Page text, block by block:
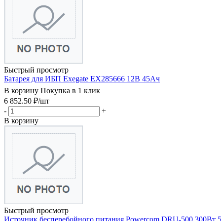
Быстрый просмотр
Батарея для ИБП Exegate EX285666 12В 45Ач
В корзину Покупка в 1 клик
6 852.50 ₽/шт
-
+
В корзину
Быстрый просмотр
Источник бесперебойного питания Powercom DRU-500 300Вт